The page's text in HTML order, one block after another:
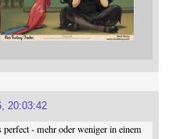
20:03:42
- mehr oder weniger in einem